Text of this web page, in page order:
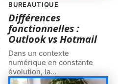
BUREAUTIQUE
Différences
fonctionnelles :
Outlook vs Hotmail
Dans un contexte
numérique en constante
évolution, la…